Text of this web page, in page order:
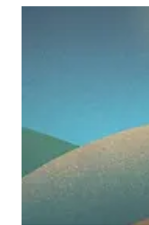
고 해서 '질병'은 아니라는